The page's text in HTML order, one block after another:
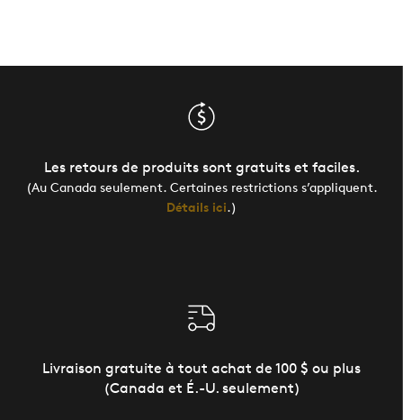
Les retours de produits sont gratuits et faciles.
(Au Canada seulement. Certaines restrictions s’appliquent.
Détails ici.)
Livraison gratuite à tout achat de 100 $ ou plus
(Canada et É.-U. seulement)